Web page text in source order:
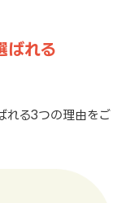
ばれる
れる3つの理由をご